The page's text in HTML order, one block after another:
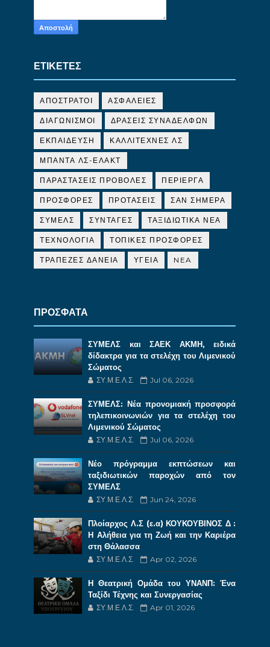
ΕΤΙΚΕΤΕΣ
ΑΠΟΣΤΡΑΤΟΙ ΑΣΦΑΛΕΙΕΣ
ΔΙΑΓΩΝΙΣΜΟΙ ΔΡΑΣΕΙΣ ΣΥΝΑΔΕΛΦΩΝ
ΕΚΠΑΙΔΕΥΣΗ ΚΑΛΛΙΤΕΧΝΕΣ ΛΣ
ΜΠΑΝΤΑ ΛΣ-ΕΛΑΚΤ
ΠΑΡΑΣΤΑΣΕΙΣ ΠΡΟΒΟΛΕΣ ΠΕΡΙΕΡΓΑ
ΠΡΟΣΦΟΡΕΣ ΠΡΟΤΑΣΕΙΣ ΣΑΝ ΣΗΜΕΡΑ
ΣΥΜΕΛΣ ΣΥΝΤΑΓΕΣ ΤΑΞΙΔΙΩΤΙΚΑ ΝΕΑ
ΤΕΧΝΟΛΟΓΙΑ ΤΟΠΙΚΕΣ ΠΡΟΣΦΟΡΕΣ
ΤΡΑΠΕΖΕΣ ΔΑΝΕΙΑ ΥΓΕΙΑ NEA
ΠΡΟΣΦΑΤΑ
ΣΥΜΕΛΣ και ΣΑΕΚ ΑΚΜΗ, ειδικά
δίδακτρα για τα στελέχη του Λιμενικού
Σώματος
ΣΥ.Μ.Ε.Λ.Σ. Jul 06, 2026
ΣΥΜΕΛΣ: Νέα προνομιακή προσφορά
τηλεπικοινωνιών για τα στελέχη του
Λιμενικού Σώματος
ΣΥ.Μ.Ε.Λ.Σ. Jul 06, 2026
Νέο πρόγραμμα εκπτώσεων και
ταξιδιωτικών παροχών από τον
ΣΥΜΕΛΣ
ΣΥ.Μ.Ε.Λ.Σ. Jun 24, 2026
Πλοίαρχος Λ.Σ (ε.α) ΚΟΥΚΟΥΒΙΝΟΣ Δ :
Η Αλήθεια για τη Ζωή και την Καριέρα
στη Θάλασσα
ΣΥ.Μ.Ε.Λ.Σ. Apr 02, 2026
Η Θεατρική Ομάδα του ΥΝΑΝΠ: Ένα
Ταξίδι Τέχνης και Συνεργασίας
ΣΥ.Μ.Ε.Λ.Σ. Apr 01, 2026